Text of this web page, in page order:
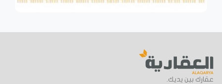
عقارك بين يديك.